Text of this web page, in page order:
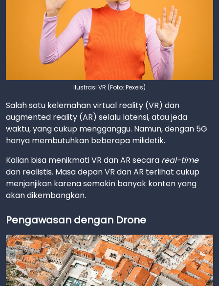
Ilustrasi VR (Foto: Pexels)
Salah satu kelemahan virtual reality (VR) dan
augmented reality (AR) selalu latensi, atau jeda
waktu, yang cukup mengganggu. Namun, dengan 5G
hanya membutuhkan beberapa milidetik.
Kalian bisa menikmati VR dan AR secara real-time
dan realistis. Masa depan VR dan AR terlihat cukup
menjanjikan karena semakin banyak konten yang
akan dikembangkan.
Pengawasan dengan Drone